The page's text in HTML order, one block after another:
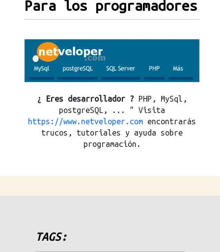
Para los programadores
¿ Eres desarrollador ? PHP, MySql,
postgreSQL, ... " Visita
https://www.netveloper.com encontrarás
trucos, tutoriales y ayuda sobre
programación.
TAGS: